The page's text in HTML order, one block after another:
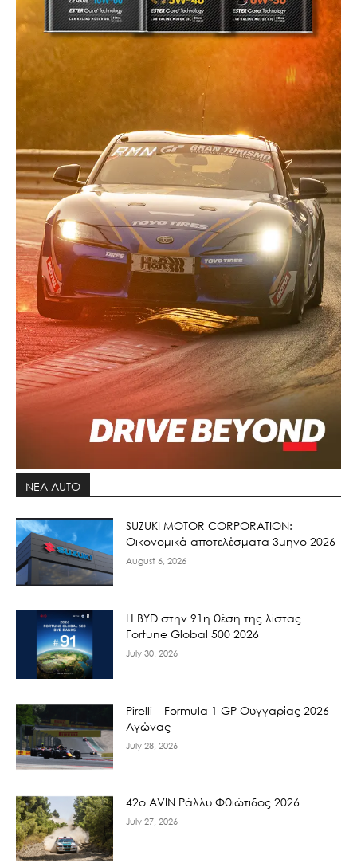
ΝΕΑ AUTO
SUZUKI MOTOR CORPORATION:
Οικονομικά αποτελέσματα 3μηνο 2026
August 6, 2026
Η BYD στην 91η θέση της λίστας
Fortune Global 500 2026
July 30, 2026
Pirelli – Formula 1 GP Ουγγαρίας 2026 –
Αγώνας
July 28, 2026
42ο AVIN Ράλλυ Φθιώτιδος 2026
July 27, 2026